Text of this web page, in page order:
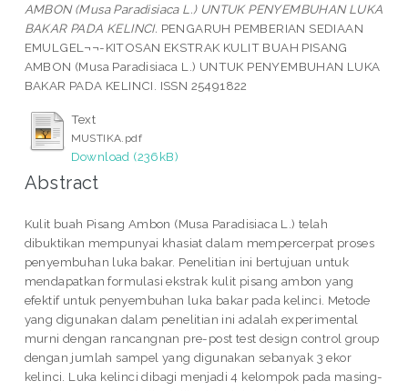
AMBON (Musa Paradisiaca L.) UNTUK PENYEMBUHAN LUKA
BAKAR PADA KELINCI. PENGARUH PEMBERIAN SEDIAAN
EMULGEL¬¬-KITOSAN EKSTRAK KULIT BUAH PISANG
AMBON (Musa Paradisiaca L.) UNTUK PENYEMBUHAN LUKA
BAKAR PADA KELINCI. ISSN 25491822
Text
MUSTIKA.pdf
Download (236kB)
Abstract
Kulit buah Pisang Ambon (Musa Paradisiaca L.) telah
dibuktikan mempunyai khasiat dalam mempercerpat proses
penyembuhan luka bakar. Penelitian ini bertujuan untuk
mendapatkan formulasi ekstrak kulit pisang ambon yang
efektif untuk penyembuhan luka bakar pada kelinci. Metode
yang digunakan dalam penelitian ini adalah experimental
murni dengan rancangnan pre-post test design control group
dengan jumlah sampel yang digunakan sebanyak 3 ekor
kelinci. Luka kelinci dibagi menjadi 4 kelompok pada masing-